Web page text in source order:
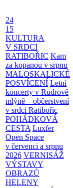
24
15
KULTURA
V SRDCI
RATIBOŘIC Kam
za kopanou v srpnu
MALOSKALICKÉ
POSVÍCENÍ Letní
koncerty v Rudrově
mlýně – občerstvení
v srdci Ratibořic
POHÁDKOVÁ
CESTA Luxfer
Open Space
v červenci a srpnu
2026 VERNISÁŽ
VÝSTAVY
OBRAZŮ
HELENY